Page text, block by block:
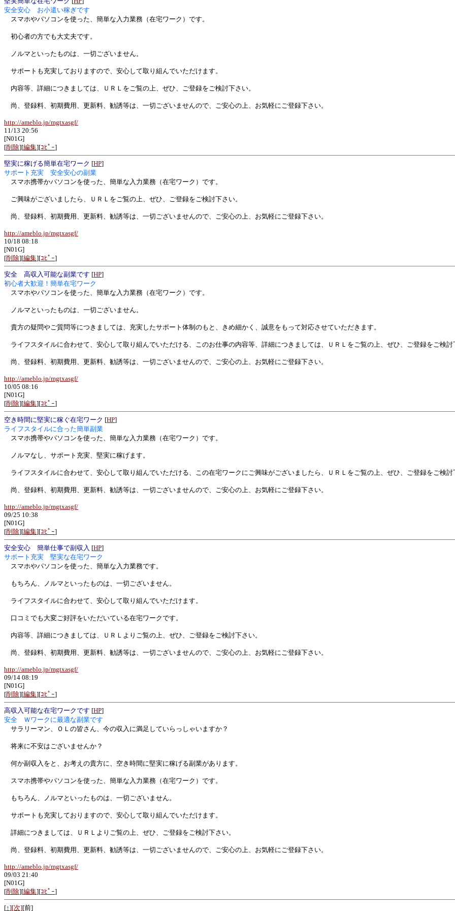
安全安心 お小遣い稼ぎです
スマホやパソコンを使った、簡単な入力業務（在宅ワーク）です。
初心者の方でも大丈夫です。
ノルマといったものは、一切ございません。
サポートも充実しておりますので、安心して取り組んでいただけます。
内容等、詳細につきましては、ＵＲＬをご覧の上、ぜひ、ご登録をご検討下さい。
尚、登録料、初期費用、更新料、勧誘等は、一切ございませんので、ご安心の上、お気軽にご登録下さい。
http://ameblo.jp/mgtxasgf/
11/13 20:56
[N01G]
[削除][編集][ｺﾋﾟｰ]
堅実に稼げる簡単在宅ワーク [HP]
サポート充実 安全安心の副業
スマホ携帯かパソコンを使った、簡単な入力業務（在宅ワーク）です。
ご興味がございましたら、ＵＲＬをご覧の上、ぜひ、ご登録をご検討下さい。
尚、登録料、初期費用、更新料、勧誘等は、一切ございませんので、ご安心の上、お気軽にご登録下さい。
http://ameblo.jp/mgtxasgf/
10/18 08:18
[N01G]
[削除][編集][ｺﾋﾟｰ]
安全 高収入可能な副業です [HP]
初心者大歓迎！簡単在宅ワーク
スマホやパソコンを使った、簡単な入力業務（在宅ワーク）です。
ノルマといったものは、一切ございません。
貴方の疑問やご質問等につきましては、充実したサポート体制のもと、きめ細かく、誠意をもって対応させていただきます。
ライフスタイルに合わせて、安心して取り組んでいただける、このお仕事の内容等、詳細につきましては、ＵＲＬをご覧の上、ぜひ、ご登録をご検討
尚、登録料、初期費用、更新料、勧誘等は、一切ございませんので、ご安心の上、お気軽にご登録下さい。
http://ameblo.jp/mgtxasgf/
10/05 08:16
[N01G]
[削除][編集][ｺﾋﾟｰ]
空き時間に堅実に稼ぐ在宅ワーク [HP]
ライフスタイルに合った簡単副業
スマホ携帯やパソコンを使った、簡単な入力業務（在宅ワーク）です。
ノルマなし、サポート充実、堅実に稼げます。
ライフスタイルに合わせて、安心して取り組んでいただける、この在宅ワークにご興味がございましたら、ＵＲＬをご覧の上、ぜひ、ご登録をご検討
尚、登録料、初期費用、更新料、勧誘等は、一切ございませんので、ご安心の上、お気軽にご登録下さい。
http://ameblo.jp/mgtxasgf/
09/25 10:38
[N01G]
[削除][編集][ｺﾋﾟｰ]
安全安心 簡単仕事で副収入 [HP]
サポート充実 堅実な在宅ワーク
スマホやパソコンを使った、簡単な入力業務です。
もちろん、ノルマといったものは、一切ございません。
ライフスタイルに合わせて、安心して取り組んでいただけます。
口コミでも大変ご好評をいただいている在宅ワークです。
内容等、詳細につきましては、ＵＲＬよりご覧の上、ぜひ、ご登録をご検討下さい。
尚、登録料、初期費用、更新料、勧誘等は、一切ございませんので、ご安心の上、お気軽にご登録下さい。
http://ameblo.jp/mgtxasgf/
09/14 08:19
[N01G]
[削除][編集][ｺﾋﾟｰ]
高収入可能な在宅ワークです [HP]
安全 Ｗワークに最適な副業です
サラリーマン、ＯＬの皆さん、今の収入に満足していらっしゃいますか？
将来に不安はございませんか？
何か副収入をと、お考えの貴方に、空き時間に堅実に稼げる副業があります。
スマホ携帯やパソコンを使った、簡単な入力業務（在宅ワーク）です。
もちろん、ノルマといったものは、一切ございません。
サポートも充実しておりますので、安心して取り組んでいただけます。
詳細につきましては、ＵＲＬよりご覧の上、ぜひ、ご登録をご検討下さい。
尚、登録料、初期費用、更新料、勧誘等は、一切ございませんので、ご安心の上、お気軽にご登録下さい。
http://ameblo.jp/mgtxasgf/
09/03 21:40
[N01G]
[削除][編集][ｺﾋﾟｰ]
[↑][次][前]